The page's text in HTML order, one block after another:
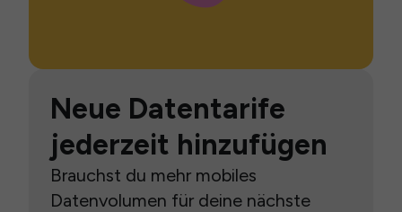
Neue Datentarife
jederzeit hinzufügen
Brauchst du mehr mobiles
Datenvolumen für deine nächste